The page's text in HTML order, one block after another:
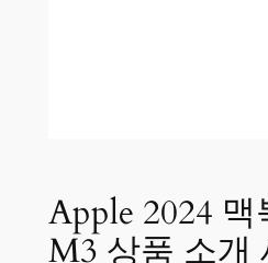
Apple 2024 맥
M3 상품 소개